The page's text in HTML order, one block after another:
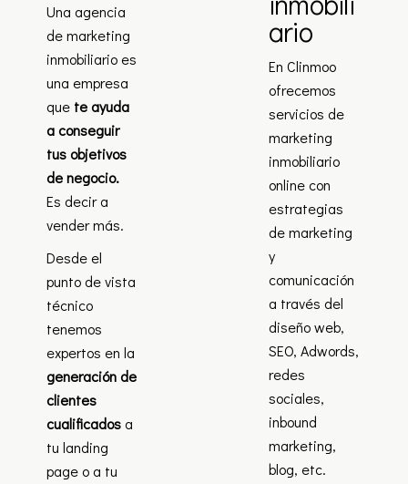
Una agencia
de marketing
inmobiliario es
una empresa
que te ayuda
a conseguir
tus objetivos
de negocio.
Es decir a
vender más.
Desde el
punto de vista
técnico
tenemos
expertos en la
generación de
clientes
cualificados a
tu landing
page o a tu
ario
En Clinmoo
ofrecemos
servicios de
marketing
inmobiliario
online con
estrategias
de marketing
y
comunicación
a través del
diseño web,
SEO, Adwords,
redes
sociales,
inbound
marketing,
blog, etc.